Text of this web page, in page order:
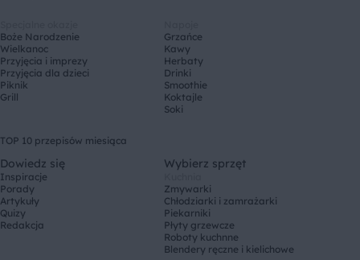
Boże Narodzenie
Wielkanoc
Przyjęcia i imprezy
Przyjęcia dla dzieci
Piknik
Grill
Grzańce
Kawy
Herbaty
Drinki
Smoothie
Koktajle
Soki
TOP 10 przepisów miesiąca
Dowiedz się
Inspiracje
Porady
Artykuły
Quizy
Redakcja
Wybierz sprzęt
Zmywarki
Chłodziarki i zamrażarki
Piekarniki
Płyty grzewcze
Roboty kuchnne
Blendery ręczne i kielichowe